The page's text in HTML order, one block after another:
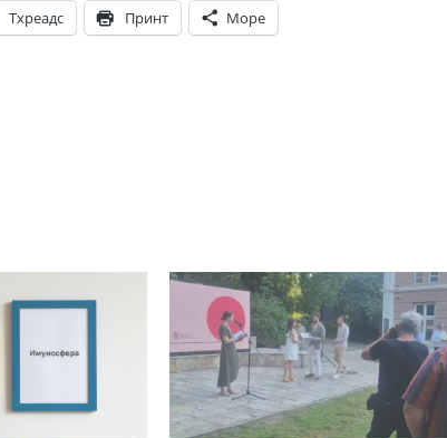
Тхреадс Принт Море